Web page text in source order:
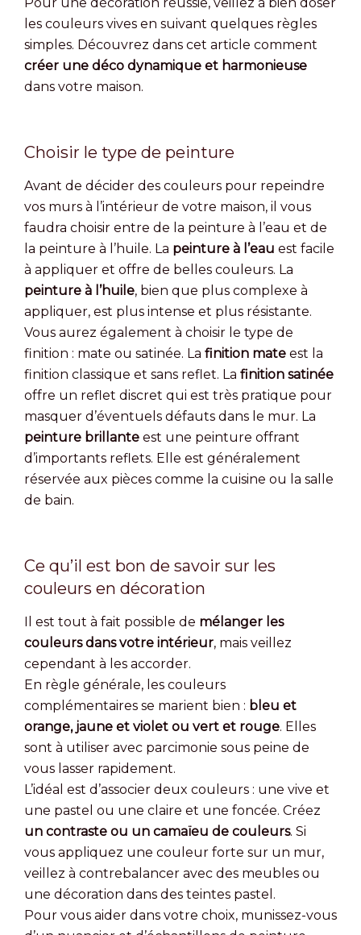
Pour une décoration réussie, veillez à bien doser
les couleurs vives en suivant quelques règles
simples. Découvrez dans cet article comment
créer une déco dynamique et harmonieuse
dans votre maison.
Choisir le type de peinture
Avant de décider des couleurs pour repeindre
vos murs à l’intérieur de votre maison, il vous
faudra choisir entre de la peinture à l’eau et de
la peinture à l’huile. La peinture à l’eau est facile
à appliquer et offre de belles couleurs. La
peinture à l’huile, bien que plus complexe à
appliquer, est plus intense et plus résistante.
Vous aurez également à choisir le type de
finition : mate ou satinée. La finition mate est la
finition classique et sans reflet. La finition satinée
offre un reflet discret qui est très pratique pour
masquer d’éventuels défauts dans le mur. La
peinture brillante est une peinture offrant
d’importants reflets. Elle est généralement
réservée aux pièces comme la cuisine ou la salle
de bain.
Ce qu’il est bon de savoir sur les
couleurs en décoration
Il est tout à fait possible de mélanger les
couleurs dans votre intérieur, mais veillez
cependant à les accorder.
En règle générale, les couleurs
complémentaires se marient bien : bleu et
orange, jaune et violet ou vert et rouge. Elles
sont à utiliser avec parcimonie sous peine de
vous lasser rapidement.
L’idéal est d’associer deux couleurs : une vive et
une pastel ou une claire et une foncée. Créez
un contraste ou un camaïeu de couleurs. Si
vous appliquez une couleur forte sur un mur,
veillez à contrebalancer avec des meubles ou
une décoration dans des teintes pastel.
Pour vous aider dans votre choix, munissez-vous